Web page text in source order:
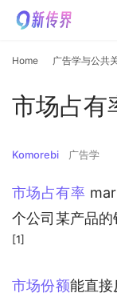
Home 广告学与公共
市场占有
Komorebi 广告学
市场占有率
个公司某产品的
[1]
市场份额能直接